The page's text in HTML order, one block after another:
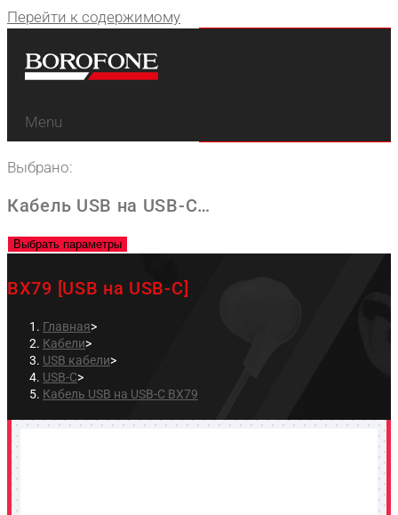
Перейти к содержимому
Menu
Выбрано:
Кабель USB на USB-C…
Выбрать параметры
BX79 [USB на USB-C]
Главная>
Кабели>
USB кабели>
USB-C>
Кабель USB на USB-C BX79